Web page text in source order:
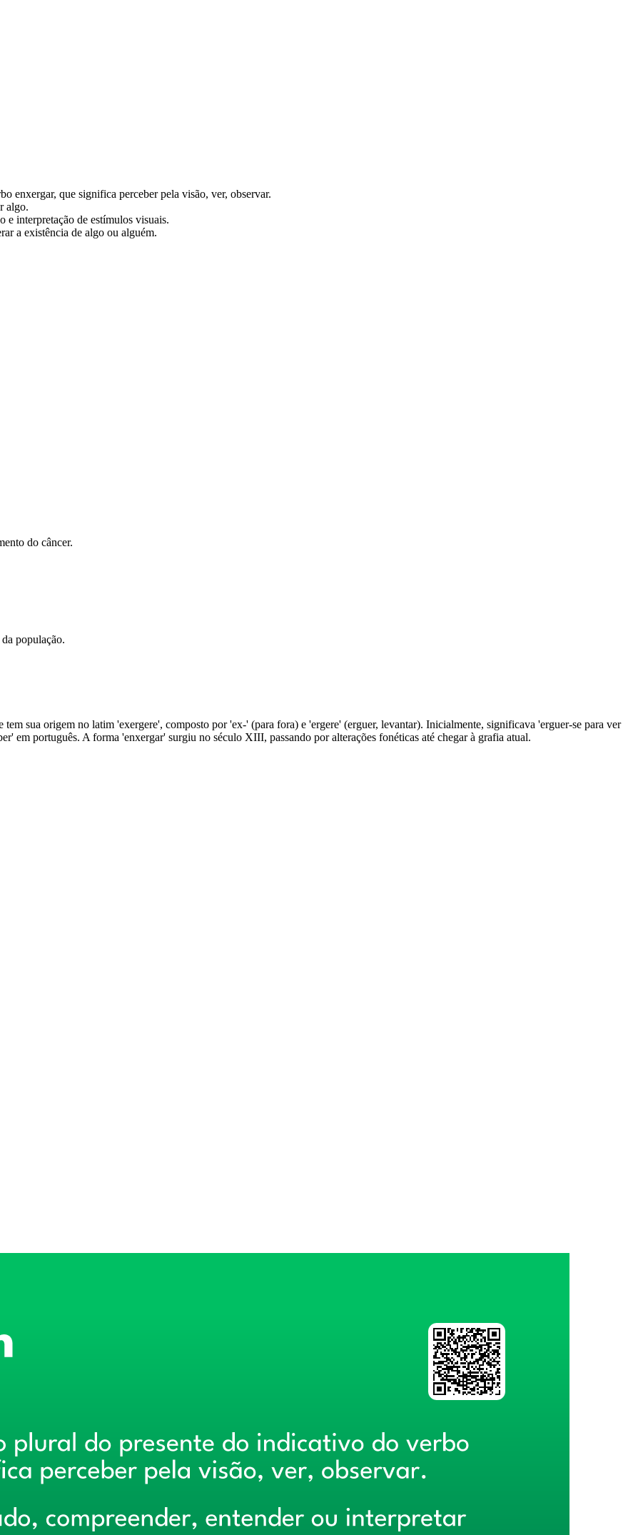
enxergar, que significa perceber pela visão, ver, observar.
algo.
e interpretação de estímulos visuais.
a existência de algo ou alguém.
do câncer.
da população.
sua origem no latim 'exergere', composto por 'ex-' (para fora) e 'ergere' (erguer, levantar). Inicialmente, significava 'erguer-se para ver
em português. A forma 'enxergar' surgiu no século XIII, passando por alterações fonéticas até chegar à grafia atual.